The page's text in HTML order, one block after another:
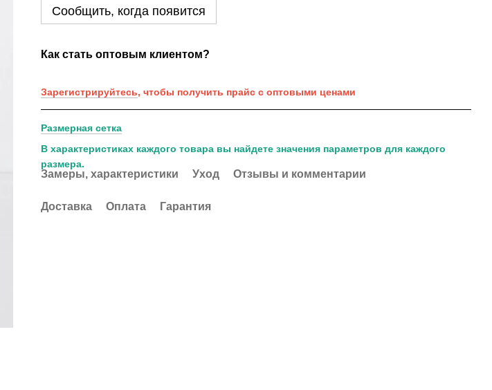
Сообщить, когда появится
Как стать оптовым клиентом?
Зарегистрируйтесь, чтобы получить прайс с оптовыми ценами
Размерная сетка
В характеристиках каждого товара вы найдете значения параметров для каждого
размера.
Замеры, характеристики Уход Отзывы и комментарии
Доставка Оплата Гарантия